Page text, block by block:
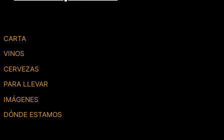
CARTA
VINOS
CERVEZAS
PARA LLEVAR
IMÁGENES
DÓNDE ESTAMOS